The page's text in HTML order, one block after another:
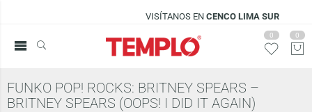
VISÍTANOS ENCENCO LIMA SUR
0 0
FUNKO POP! ROCKS: BRITNEY SPEARS –
BRITNEY SPEARS (OOPS! I DID IT AGAIN)